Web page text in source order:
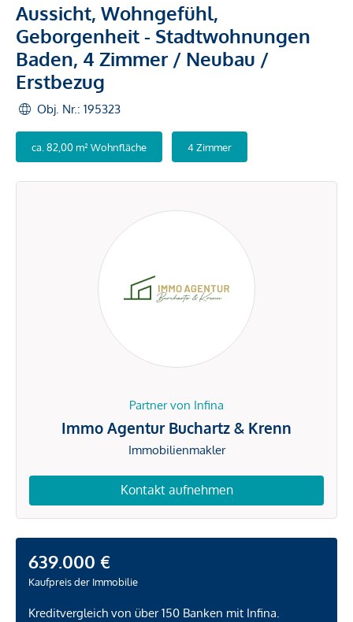
Aussicht, Wohngefühl,
Geborgenheit - Stadtwohnungen
Baden, 4 Zimmer / Neubau /
Erstbezug
Obj. Nr.: 195323
ca. 82,00 m² Wohnfläche 4 Zimmer
Partner von Infina
Immo Agentur Buchartz & Krenn
Immobilienmakler
Kontakt aufnehmen
639.000 €
Kaufpreis der Immobilie
Kreditvergleich von über 150 Banken mit Infina.